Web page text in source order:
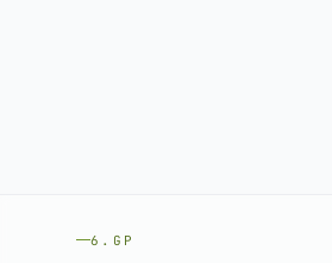
6.GP